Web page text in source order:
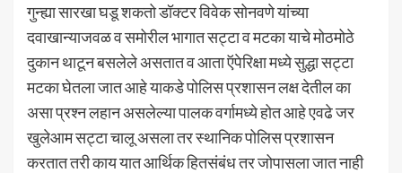
गुन्ह्या सारखा घडू शकतो डॉक्टर विवेक सोनवणे यांच्या
दवाखान्याजवळ व समोरील भागात सट्टा व मटका याचे मोठमोठे
दुकान थाटून बसलेले असतात व आता ऍपेरिक्षा मध्ये सुद्धा सट्टा
मटका घेतला जात आहे याकडे पोलिस प्रशासन लक्ष देतील का
असा प्रश्न लहान असलेल्या पालक वर्गामध्ये होत आहे एवढे जर
खुलेआम सट्टा चालू असला तर स्थानिक पोलिस प्रशासन
करतात तरी काय यात आर्थिक हितसंबंध तर जोपासला जात नाही